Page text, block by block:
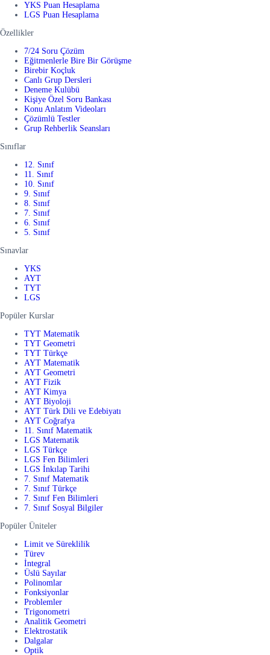
YKS Puan Hesaplama
LGS Puan Hesaplama
Özellikler
7/24 Soru Çözüm
Eğitmenlerle Bire Bir Görüşme
Birebir Koçluk
Canlı Grup Dersleri
Deneme Kulübü
Kişiye Özel Soru Bankası
Konu Anlatım Videoları
Çözümlü Testler
Grup Rehberlik Seansları
Sınıflar
12. Sınıf
11. Sınıf
10. Sınıf
9. Sınıf
8. Sınıf
7. Sınıf
6. Sınıf
5. Sınıf
Sınavlar
YKS
AYT
TYT
LGS
Popüler Kurslar
TYT Matematik
TYT Geometri
TYT Türkçe
AYT Matematik
AYT Geometri
AYT Fizik
AYT Kimya
AYT Biyoloji
AYT Türk Dili ve Edebiyatı
AYT Coğrafya
11. Sınıf Matematik
LGS Matematik
LGS Türkçe
LGS Fen Bilimleri
LGS İnkılap Tarihi
7. Sınıf Matematik
7. Sınıf Türkçe
7. Sınıf Fen Bilimleri
7. Sınıf Sosyal Bilgiler
Popüler Üniteler
Limit ve Süreklilik
Türev
İntegral
Üslü Sayılar
Polinomlar
Fonksiyonlar
Problemler
Trigonometri
Analitik Geometri
Elektrostatik
Dalgalar
Optik